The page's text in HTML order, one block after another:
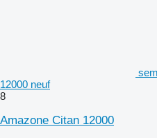
12000 neuf
8
Amazone Citan 12000